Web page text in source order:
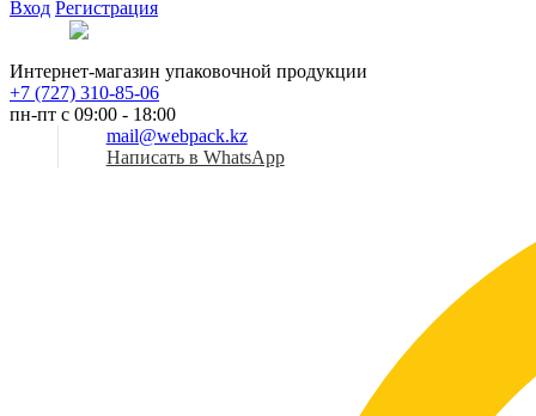
Вход Регистрация
Интернет-магазин упаковочной продукции
+7 (727) 310-85-06
пн-пт с 09:00 - 18:00
mail@webpack.kz
Написать в WhatsApp